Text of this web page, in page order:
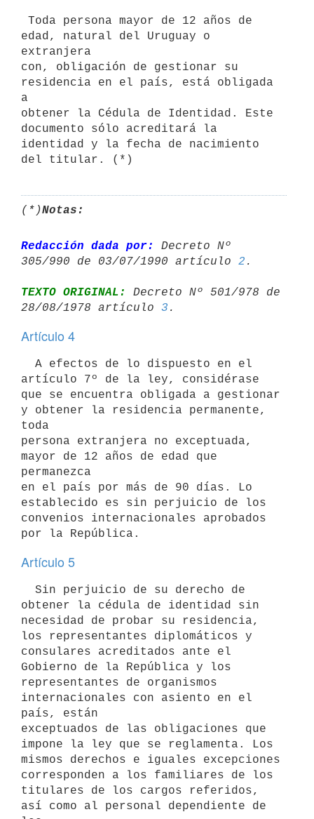
edad, natural del Uruguay o
extranjera
con, obligación de gestionar su
residencia en el país, está obligada
a
obtener la Cédula de Identidad. Este
documento sólo acreditará la
identidad y la fecha de nacimiento
(*)Notas:
Redacción dada por:
Decreto Nº
305/990 de 03/07/1990 artículo 2
TEXTO ORIGINAL:
Decreto Nº 501/978 de
28/08/1978 artículo 3
Artículo 4
artículo 7º de la ley, considérase
que se encuentra obligada a gestionar
y obtener la residencia permanente,
toda
persona extranjera no exceptuada,
mayor de 12 años de edad que
permanezca
en el país por más de 90 días. Lo
establecido es sin perjuicio de los
convenios internacionales aprobados
por la República.
Artículo 5
obtener la cédula de identidad sin
necesidad de probar su residencia,
los representantes diplomáticos y
consulares acreditados ante el
Gobierno de la República y los
representantes de organismos
internacionales con asiento en el
país, están
exceptuados de las obligaciones que
impone la ley que se reglamenta. Los
mismos derechos e iguales excepciones
corresponden a los familiares de los
titulares de los cargos referidos,
así como al personal dependiente de